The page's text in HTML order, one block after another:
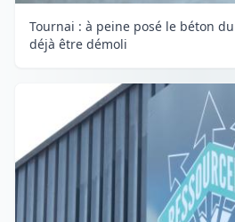
Tournai : à peine posé le béton
déjà être démoli